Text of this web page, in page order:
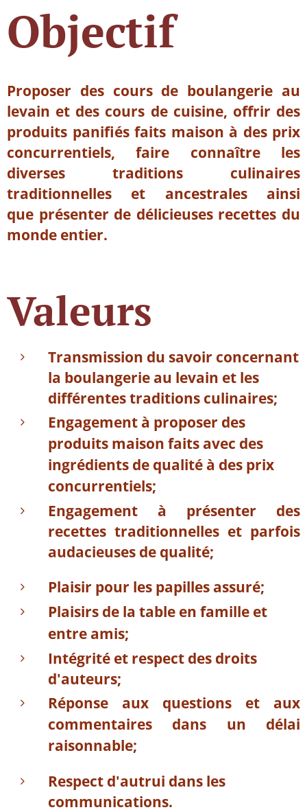
Objectif
Proposer des cours de boulangerie au
levain et des cours de cuisine, offrir des
produits panifiés faits maison à des prix
concurrentiels, faire connaître les
diverses traditions culinaires
traditionnelles et ancestrales ainsi
que présenter de délicieuses recettes du
monde entier.
Valeurs
Transmission du savoir concernant
la boulangerie au levain et les
différentes traditions culinaires;
Engagement à proposer des
produits maison faits avec des
ingrédients de qualité à des prix
concurrentiels;
Engagement à présenter des
recettes traditionnelles et parfois
audacieuses de qualité;
Plaisir pour les papilles assuré;
Plaisirs de la table en famille et
entre amis;
Intégrité et respect des droits
d'auteurs;
Réponse aux questions et aux
commentaires dans un délai
raisonnable;
Respect d'autrui dans les
communications.